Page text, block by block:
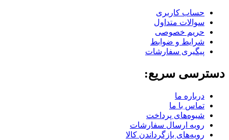
حساب کاربری
سوالات متداول
حریم خصوصی
شرایط و ضوابط
پیگیری سفارشات
دسترسی سریع:
درباره ما
تماس با ما
شیوه‌های پرداخت
رویه ارسال سفارشات
رویه‌های بازگرداندن کالا